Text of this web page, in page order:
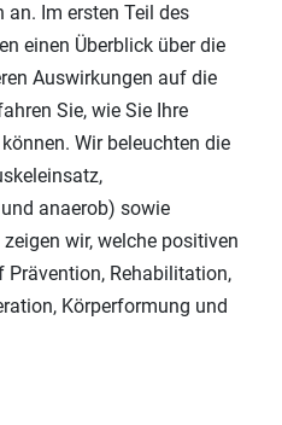
Im ersten Teil des
einen Überblick über die
Auswirkungen auf die
Sie, wie Sie Ihre
Wir beleuchten die
anaerob) sowie
wir, welche positiven
Rehabilitation,
Körperformung und